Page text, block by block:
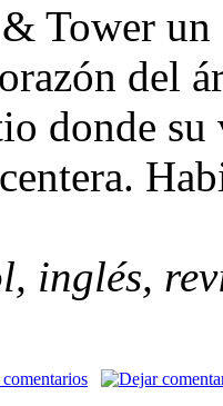
Tower
del
donde
inglés,